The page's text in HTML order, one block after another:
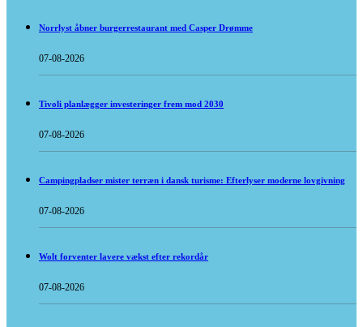
Norrlyst åbner burgerrestaurant med Casper Drømme
07-08-2026
Tivoli planlægger investeringer frem mod 2030
07-08-2026
Campingpladser mister terræn i dansk turisme: Efterlyser moderne lovgivning
07-08-2026
Wolt forventer lavere vækst efter rekordår
07-08-2026